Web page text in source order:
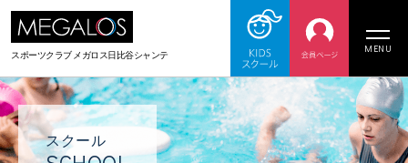
スポーツクラブ メガロス日比谷シャンテ
MENU
スクール